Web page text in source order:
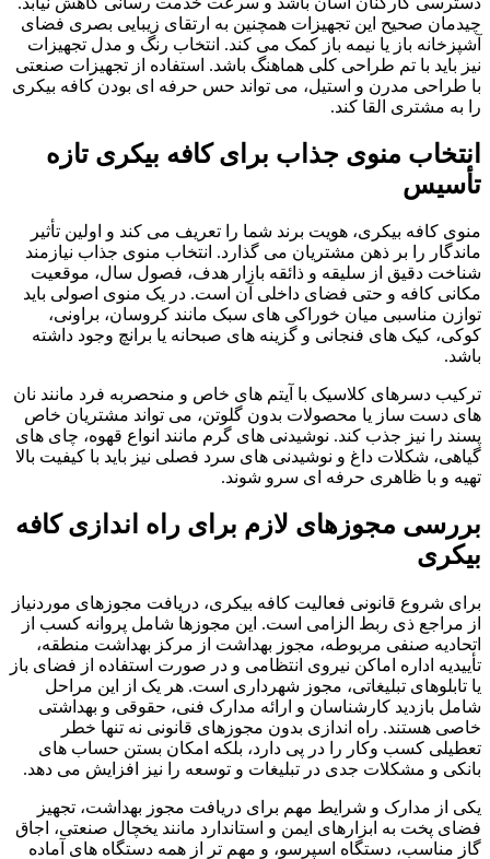
چیدمان صحیح این تجهیزات همچنین به ارتقای زیبایی بصری فضای
آشپزخانه باز یا نیمه باز کمک می کند. انتخاب رنگ و مدل تجهیزات
نیز باید با تم طراحی کلی هماهنگ باشد. استفاده از تجهیزات صنعتی
با طراحی مدرن و استیل، می تواند حس حرفه ای بودن کافه بیکری
را به مشتری القا کند.
انتخاب منوی جذاب برای کافه بیکری تازه
تأسیس
منوی کافه بیکری، هویت برند شما را تعریف می کند و اولین تأثیر
ماندگار را بر ذهن مشتریان می گذارد. انتخاب منوی جذاب نیازمند
شناخت دقیق از سلیقه و ذائقه بازار هدف، فصول سال، موقعیت
مکانی کافه و حتی فضای داخلی آن است. در یک منوی اصولی باید
توازن مناسبی میان خوراکی های سبک مانند کروسان، براونی،
کوکی، کیک های فنجانی و گزینه های صبحانه یا برانچ وجود داشته
باشد.
ترکیب دسرهای کلاسیک با آیتم های خاص و منحصربه فرد مانند نان
های دست ساز یا محصولات بدون گلوتن، می تواند مشتریان خاص
پسند را نیز جذب کند. نوشیدنی های گرم مانند انواع قهوه، چای های
گیاهی، شکلات داغ و نوشیدنی های سرد فصلی نیز باید با کیفیت بالا
تهیه و با ظاهری حرفه ای سرو شوند.
بررسی مجوزهای لازم برای راه اندازی کافه
بیکری
برای شروع قانونی فعالیت کافه بیکری، دریافت مجوزهای موردنیاز
از مراجع ذی ربط الزامی است. این مجوزها شامل پروانه کسب از
اتحادیه صنفی مربوطه، مجوز بهداشت از مرکز بهداشت منطقه،
تأییدیه اداره اماکن نیروی انتظامی و در صورت استفاده از فضای باز
یا تابلوهای تبلیغاتی، مجوز شهرداری است. هر یک از این مراحل
شامل بازدید کارشناسان و ارائه مدارک فنی، حقوقی و بهداشتی
خاصی هستند. راه اندازی بدون مجوزهای قانونی نه تنها خطر
تعطیلی کسب وکار را در پی دارد، بلکه امکان بستن حساب های
بانکی و مشکلات جدی در تبلیغات و توسعه را نیز افزایش می دهد.
یکی از مدارک و شرایط مهم برای دریافت مجوز بهداشت، تجهیز
فضای پخت به ابزارهای ایمن و استاندارد مانند یخچال صنعتی، اجاق
گاز مناسب، دستگاه اسپرسو، و مهم تر از همه دستگاه های آماده